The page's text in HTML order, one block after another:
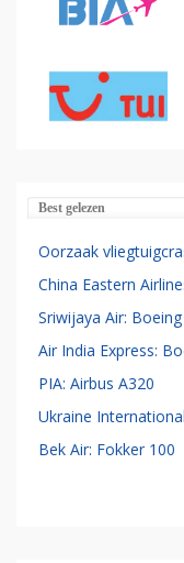
Best gelezen
Oorzaak
China Eastern
Sriwijaya Air:
Air India Express:
PIA: Airbus A320
Ukraine
Bek Air: Fokker 100